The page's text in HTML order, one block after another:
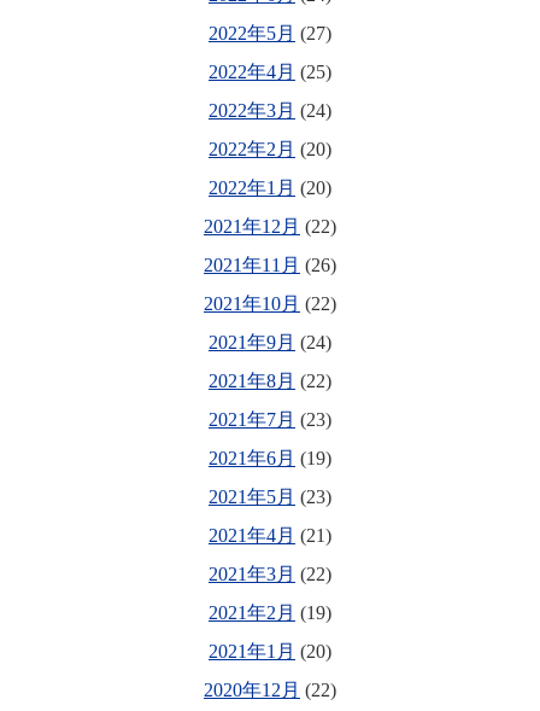
2022年5月 (27)
2022年4月 (25)
2022年3月 (24)
2022年2月 (20)
2022年1月 (20)
2021年12月 (22)
2021年11月 (26)
2021年10月 (22)
2021年9月 (24)
2021年8月 (22)
2021年7月 (23)
2021年6月 (19)
2021年5月 (23)
2021年4月 (21)
2021年3月 (22)
2021年2月 (19)
2021年1月 (20)
2020年12月 (22)